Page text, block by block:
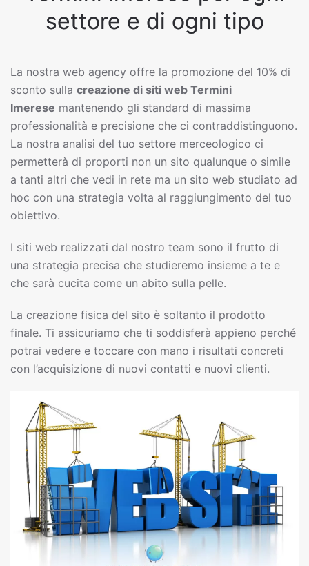
settore e di ogni tipo
La nostra web agency offre la promozione del 10% di
sconto sulla creazione di siti web Termini
Imerese mantenendo gli standard di massima
professionalità e precisione che ci contraddistinguono.
La nostra analisi del tuo settore merceologico ci
permetterà di proporti non un sito qualunque o simile
a tanti altri che vedi in rete ma un sito web studiato ad
hoc con una strategia volta al raggiungimento del tuo
obiettivo.
I siti web realizzati dal nostro team sono il frutto di
una strategia precisa che studieremo insieme a te e
che sarà cucita come un abito sulla pelle.
La creazione fisica del sito è soltanto il prodotto
finale. Ti assicuriamo che ti soddisferà appieno perché
potrai vedere e toccare con mano i risultati concreti
con l’acquisizione di nuovi contatti e nuovi clienti.